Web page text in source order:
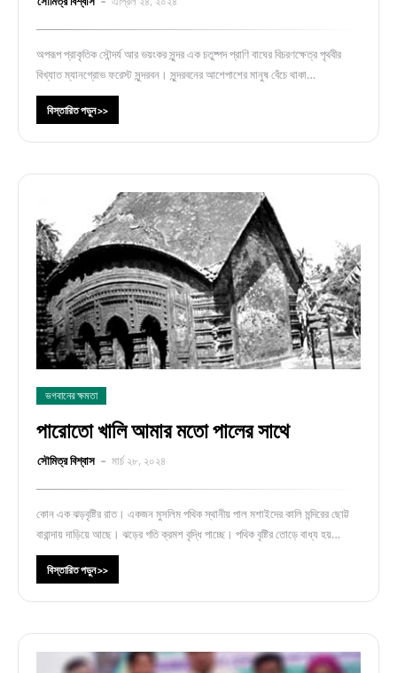
অপরূপ প্রাকৃতিক সৌন্দর্য আর ভয়ংকর সুন্দর এক চতুষ্পদ প্রাণি বাঘের বিচরণক্ষেত্র পৃথবীর
বিখ্যাত ম্যানগ্রোভ ফরেস্ট সুন্দরবন। সুন্দরবনের আশেপাশের মানুষ বেঁচে থাকা…
বিস্তারিত পড়ুন >>
ভগবানের ক্ষমতা
পারোতো খালি আমার মতো পালের সাথে
সৌমিত্র বিশ্বাস মার্চ ২৮, ২০২৪
কোন এক ঝড়বৃষ্টির রাত। একজন মুসলিম পথিক স্থানীয় পাল মশাইদের কালি মন্দিরের ছোট্ট
বারান্দায় দাড়িয়ে আছে। ঝড়ের গতি ক্রমশ বৃদ্ধি পাচ্ছে। পথিক বৃষ্টির তোড়ে বাধ্য হয়…
বিস্তারিত পড়ুন >>